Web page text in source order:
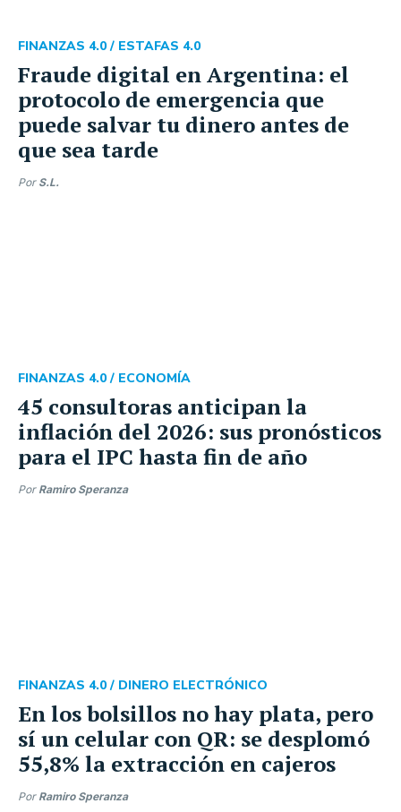
Fraude digital en Argentina: el
protocolo de emergencia que
puede salvar tu dinero antes de
que sea tarde
FINANZAS 4.0 / ESTAFAS 4.0
Por S.L.
45 consultoras anticipan la
inflación del 2026: sus pronósticos
para el IPC hasta fin de año
FINANZAS 4.0 / ECONOMÍA
Por Ramiro Speranza
En los bolsillos no hay plata, pero
sí un celular con QR: se desplomó
55,8% la extracción en cajeros
FINANZAS 4.0 / DINERO ELECTRÓNICO
Por Ramiro Speranza